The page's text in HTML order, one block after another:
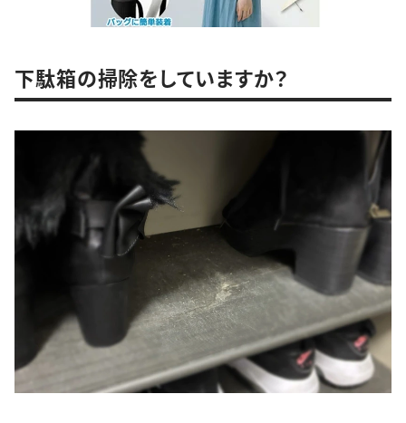
下駄箱の掃除をしていますか？